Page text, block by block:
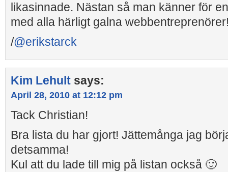
likasinnade. Nästan så man känner för
med alla härligt galna
/@erikstarck
Kim Lehult says:
April 28, 2010 at 12:12 pm
Tack Christian!
Bra lista du har gjort! Jättemånga jag
detsamma!
Kul att du lade till mig på listan också 🙂